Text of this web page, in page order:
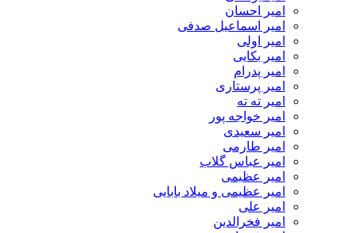
امیر احسان
امیر اسماعیل صدفی
امیر اولی
امیر بکایی
امیر پدرام
امیر پرستاری
امیر ته ته
امیر خواجه پور
امیر سعیدی
امیر طارمی
امیر عباس گلاب
امیر عظیمی
امیر عظیمی و میلاد بابایی
امیر علی
امیر فخرالدین